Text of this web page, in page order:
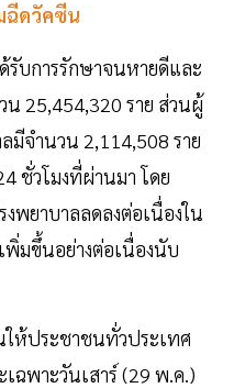
ฉีดวัคซีน
รับการรักษาจนหายดีและ
น 25,454,320 ราย ส่วนผู้
มีจำนวน 2,114,508 ราย
ชั่วโมงที่ผ่านมา โดย
พยาบาลลดลงต่อเนื่องใน
มขึ้นอย่างต่อเนื่องนับ
ห้ประชาชนทั่วประเทศ
ฉพาะวันเสาร์ (29 พ.ค.)